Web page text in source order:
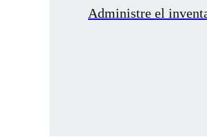
Administre el